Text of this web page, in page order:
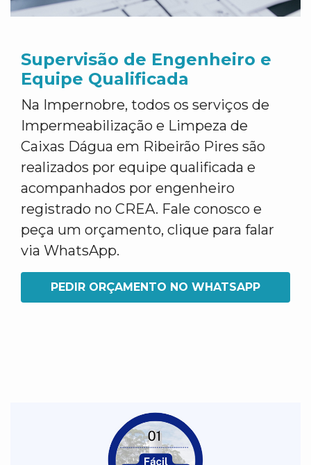
Supervisão de Engenheiro e
Equipe Qualificada
Na Impernobre, todos os serviços de
Impermeabilização e Limpeza de
Caixas Dágua em Ribeirão Pires são
realizados por equipe qualificada e
acompanhados por engenheiro
registrado no CREA. Fale conosco e
peça um orçamento, clique para falar
via WhatsApp.
PEDIR ORÇAMENTO NO WHATSAPP